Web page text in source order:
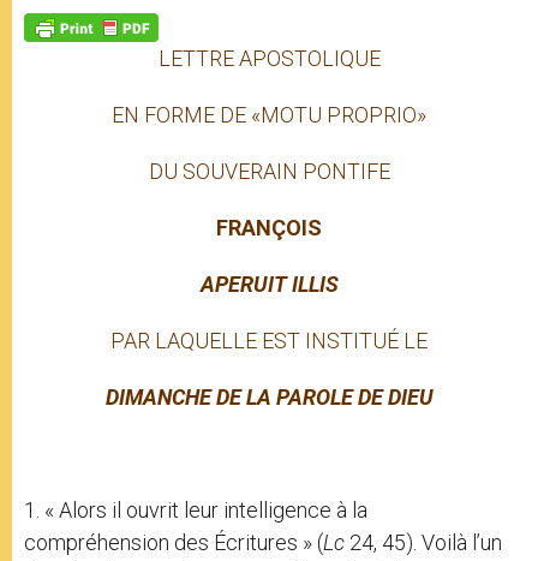
p
p
g
e
o
k
LETTRE APOSTOLIQUE
EN FORME DE «MOTU PROPRIO»
DU SOUVERAIN PONTIFE
FRANÇOIS
APERUIT ILLIS
PAR LAQUELLE EST INSTITUÉ LE
DIMANCHE DE LA PAROLE DE DIEU
1. « Alors il ouvrit leur intelligence à la
compréhension des Écritures » (Lc 24, 45). Voilà l’un